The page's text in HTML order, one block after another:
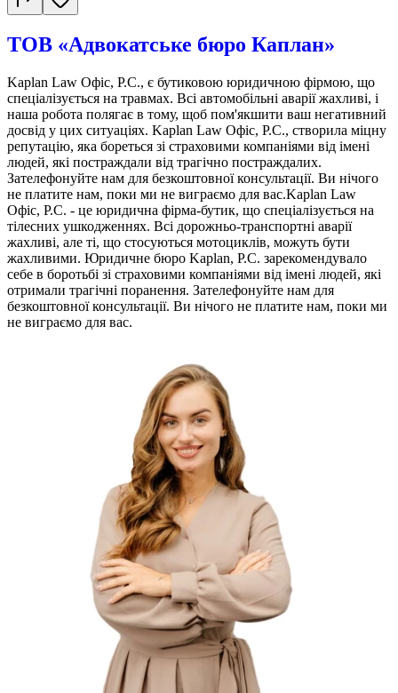
ТОВ «Адвокатське бюро Каплан»
Kaplan Law Офіс, P.C., є бутиковою юридичною фірмою, що
спеціалізується на травмах. Всі автомобільні аварії жахливі, і
наша робота полягає в тому, щоб пом'якшити ваш негативний
досвід у цих ситуаціях. Kaplan Law Офіс, P.C., створила міцну
репутацію, яка бореться зі страховими компаніями від імені
людей, які постраждали від трагічно постраждалих.
Зателефонуйте нам для безкоштовної консультації. Ви нічого
не платите нам, поки ми не виграємо для вас.Kaplan Law
Офіс, P.C. - це юридична фірма-бутик, що спеціалізується на
тілесних ушкодженнях. Всі дорожньо-транспортні аварії
жахливі, але ті, що стосуються мотоциклів, можуть бути
жахливими. Юридичне бюро Kaplan, P.C. зарекомендувало
себе в боротьбі зі страховими компаніями від імені людей, які
отримали трагічні поранення. Зателефонуйте нам для
безкоштовної консультації. Ви нічого не платите нам, поки ми
не виграємо для вас.